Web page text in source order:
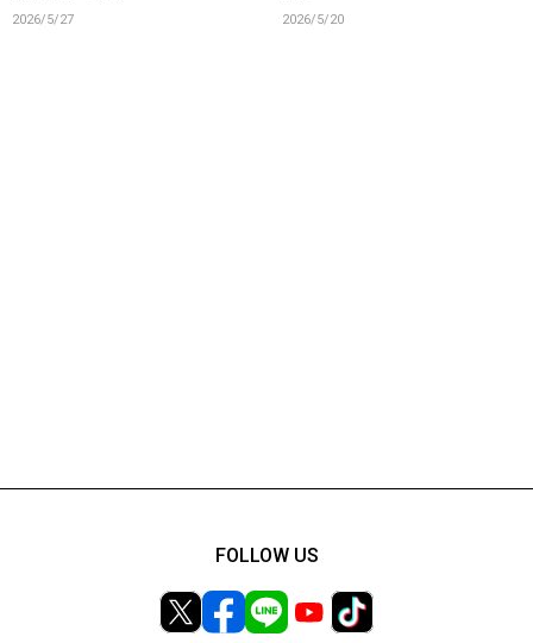
2026/5/27 2026/5/20
FOLLOW US